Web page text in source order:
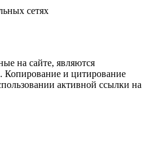
сетях
на сайте, являются
Копирование и цитирование
активной ссылки на